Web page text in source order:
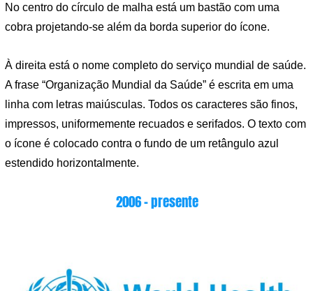
No centro do círculo de malha está um bastão com uma
cobra projetando-se além da borda superior do ícone.
À direita está o nome completo do serviço mundial de saúde.
A frase “Organização Mundial da Saúde” é escrita em uma
linha com letras maiúsculas. Todos os caracteres são finos,
impressos, uniformemente recuados e serifados. O texto com
o ícone é colocado contra o fundo de um retângulo azul
estendido horizontalmente.
2006 – presente